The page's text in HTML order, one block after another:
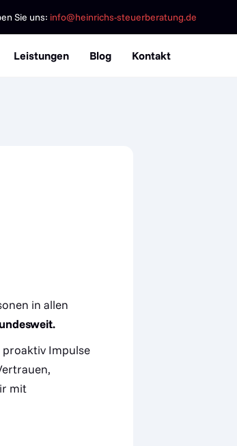
Sie uns: info@heinrichs-steuerberatung.de
Leistungen Blog Kontakt
in allen
Impulse
mit